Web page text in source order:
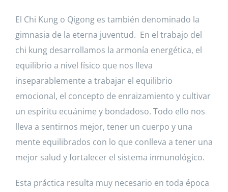
El Chi Kung o Qigong es también denominado la
gimnasia de la eterna juventud. En el trabajo del
chi kung desarrollamos la armonía energética, el
equilibrio a nivel físico que nos lleva
inseparablemente a trabajar el equilibrio
emocional, el concepto de enraizamiento y cultivar
un espíritu ecuánime y bondadoso. Todo ello nos
lleva a sentirnos mejor, tener un cuerpo y una
mente equilibrados con lo que conlleva a tener una
mejor salud y fortalecer el sistema inmunológico.
Esta práctica resulta muy necesario en toda época